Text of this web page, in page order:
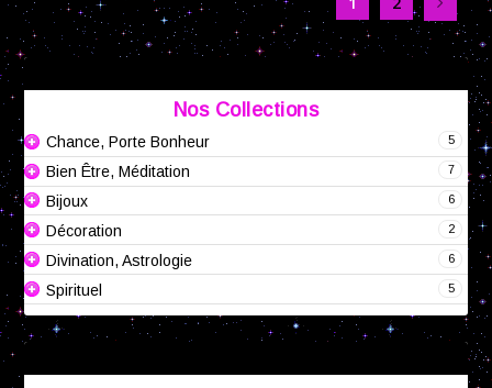
Nos Collections
5
Chance, Porte Bonheur
7
Bien Être, Méditation
6
Bijoux
2
Décoration
6
Divination, Astrologie
5
Spirituel